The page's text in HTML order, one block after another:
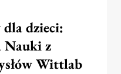
dzieci:
Nauki z
Wittlab